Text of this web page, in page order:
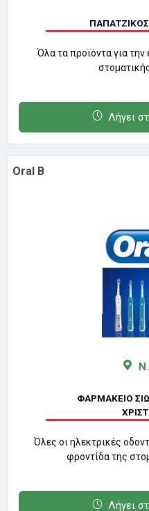
Όλα τα προϊόντα για την
Λήγει
Oral B
ΦΑΡΜΑΚΕΙΟ
Όλες οι ηλεκτρικές
φροντίδα της
Λήγει